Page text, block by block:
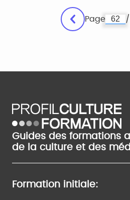
Page
Guides des formations
de la culture et des
Formation initiale: